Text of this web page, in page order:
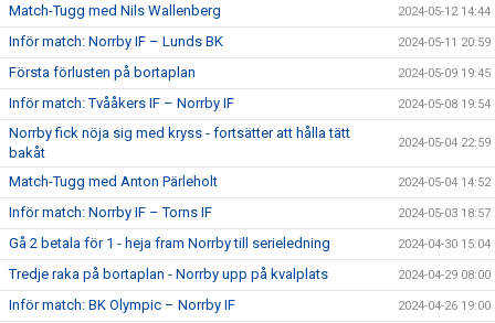
Match-Tugg med Nils Wallenberg 2024-05-12 14:44
Inför match: Norrby IF – Lunds BK 2024-05-11 20:59
Första förlusten på bortaplan 2024-05-09 19:45
Inför match: Tvååkers IF – Norrby IF 2024-05-08 19:54
Norrby fick nöja sig med kryss - fortsätter att hålla tätt
bakåt
2024-05-04 22:59
Match-Tugg med Anton Pärleholt 2024-05-04 14:52
Inför match: Norrby IF – Torns IF 2024-05-03 18:57
Gå 2 betala för 1 - heja fram Norrby till serieledning 2024-04-30 15:04
Tredje raka på bortaplan - Norrby upp på kvalplats 2024-04-29 08:00
Inför match: BK Olympic – Norrby IF 2024-04-26 19:00